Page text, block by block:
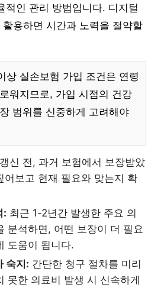
적인 관리 방법입니다. 디지털
용하면 시간과 노력을 절약할
상 실손보험 가입 조건은 연령
워지므로, 가입 시점의 건강
범위를 신중하게 고려해야
갱신 전, 과거 보험에서 보장받았
어보고 현재 필요와 맞는지 확
: 최근 1-2년간 발생한 주요 의
분석하면, 어떤 보장이 더 필요
도움이 됩니다.
숙지: 간단한 청구 절차를 미리
못한 의료비 발생 시 신속하게